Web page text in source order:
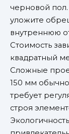
черновой
уложите
внутреннюю
Стоимость
квадратный
Сложные
150 мм обычно
требует
строя